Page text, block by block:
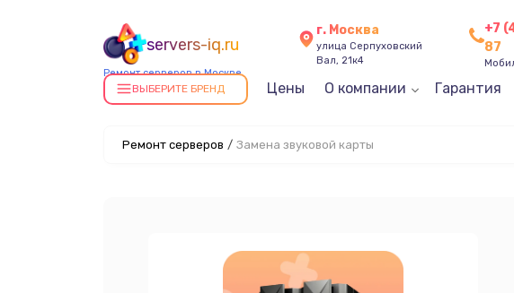
servers-iq.ru
Ремонт серверов в Москве
г. Москва
улица Серпуховский
Вал, 21к4
+7
87
ВЫБЕРИТЕ БРЕНД Цены О компании Гарантия
Ремонт серверов / Замена звуковой карты